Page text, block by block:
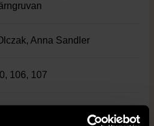
Anna Sandler
106, 107
978-91-29-71357-2, 978-91-